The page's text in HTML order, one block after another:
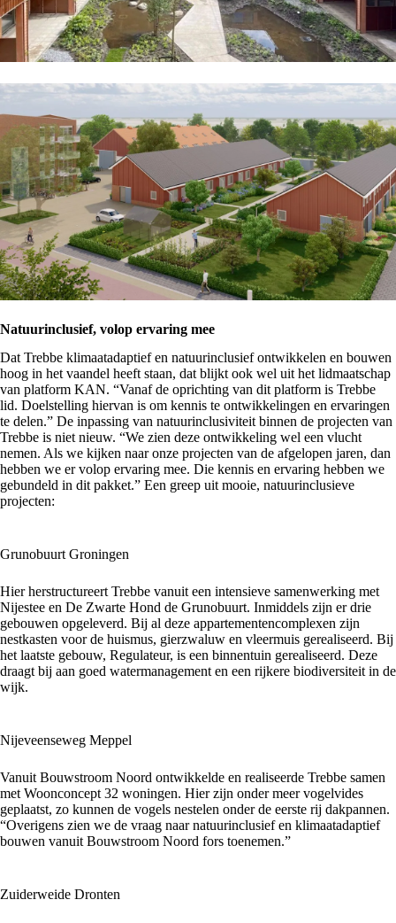
Natuurinclusief, volop ervaring mee
Dat Trebbe klimaatadaptief en natuurinclusief ontwikkelen en bouwen
hoog in het vaandel heeft staan, dat blijkt ook wel uit het lidmaatschap
van platform KAN. “Vanaf de oprichting van dit platform is Trebbe
lid. Doelstelling hiervan is om kennis te ontwikkelingen en ervaringen
te delen.” De inpassing van natuurinclusiviteit binnen de projecten van
Trebbe is niet nieuw. “We zien deze ontwikkeling wel een vlucht
nemen. Als we kijken naar onze projecten van de afgelopen jaren, dan
hebben we er volop ervaring mee. Die kennis en ervaring hebben we
gebundeld in dit pakket.” Een greep uit mooie, natuurinclusieve
projecten:
Grunobuurt Groningen
Hier herstructureert Trebbe vanuit een intensieve samenwerking met
Nijestee en De Zwarte Hond de Grunobuurt. Inmiddels zijn er drie
gebouwen opgeleverd. Bij al deze appartementencomplexen zijn
nestkasten voor de huismus, gierzwaluw en vleermuis gerealiseerd. Bij
het laatste gebouw, Regulateur, is een binnentuin gerealiseerd. Deze
draagt bij aan goed watermanagement en een rijkere biodiversiteit in de
wijk.
Nijeveenseweg Meppel
VanuitBouwstroom Noord ontwikkelde en realiseerde Trebbe samen
met Woonconcept32 woningen. Hier zijn onder meer vogelvides
geplaatst, zo kunnen de vogels nestelen onder de eerste rij dakpannen.
“Overigens zien we de vraag naar natuurinclusief en klimaatadaptief
bouwen vanuit Bouwstroom Noord fors toenemen.”
Zuiderweide Dronten